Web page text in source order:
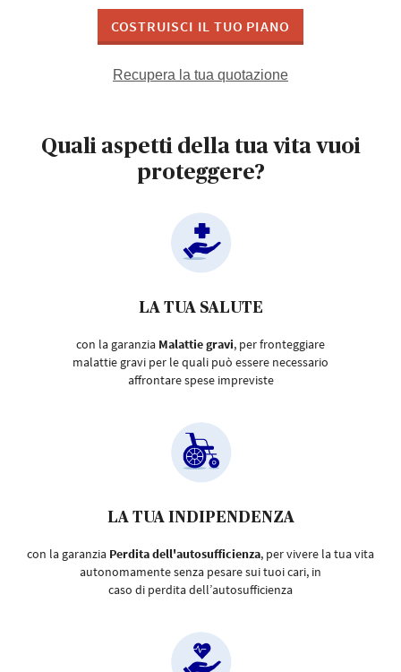
COSTRUISCI IL TUO PIANO
Recupera la tua quotazione
Quali aspetti della tua vita vuoi
proteggere?
LA TUA SALUTE
con la garanzia Malattie gravi, per fronteggiare
malattie gravi per le quali può essere necessario
affrontare spese impreviste
LA TUA INDIPENDENZA
con la garanzia Perdita dell'autosufficienza, per vivere la tua vita
autonomamente senza pesare sui tuoi cari, in
caso di perdita dell’autosufficienza